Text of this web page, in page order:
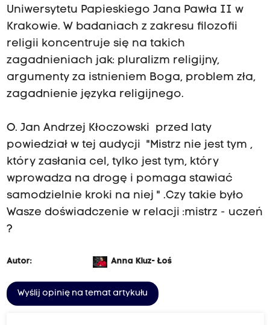
Uniwersytetu Papieskiego Jana Pawła II w
Krakowie. W badaniach z zakresu filozofii
religii koncentruje się na takich
zagadnieniach jak: pluralizm religijny,
argumenty za istnieniem Boga, problem zła,
zagadnienie języka religijnego.
O. Jan Andrzej Kłoczowski przed laty
powiedział w tej audycji "Mistrz nie jest tym ,
który zasłania cel, tylko jest tym, który
wprowadza na drogę i pomaga stawiać
samodzielnie kroki na niej " .Czy takie było
Wasze doświadczenie w relacji :mistrz - uczeń
?
Autor: Anna Kluz- Łoś
Wyślij opinię na temat artykułu